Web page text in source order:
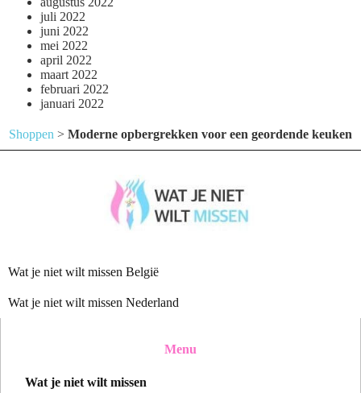
juli 2022
juni 2022
mei 2022
april 2022
maart 2022
februari 2022
januari 2022
Shoppen > Moderne opbergrekken voor een geordende keuken
Wat je niet wilt missen België
Wat je niet wilt missen Nederland
Menu
Wat je niet wilt missen